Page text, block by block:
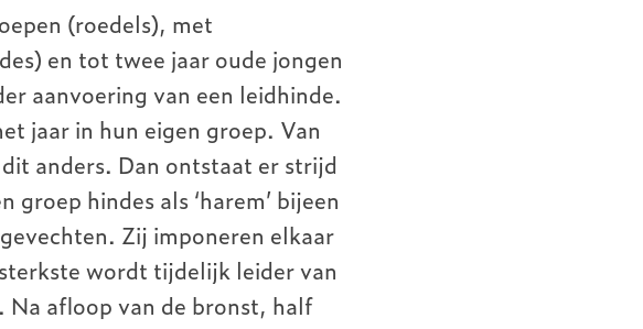
(roedels), met
en tot twee jaar oude jongen
aanvoering van een leidhinde.
jaar in hun eigen groep. Van
anders. Dan ontstaat er strijd
hindes als ‘harem’ bijeen
Zij imponeren elkaar
wordt tijdelijk leider van
Na afloop van de bronst, half